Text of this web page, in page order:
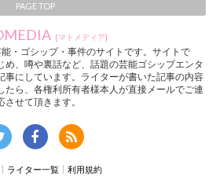
PAGE TOP
[マトメディア]
・ゴシップ・事件のサイトです。サイトで
、噂や裏話など、話題の芸能ゴシップエンタ
事にしています。ライターが書いた記事の内容
たら、各権利所有者様本人が直接メールでご連
せて頂きます。
ライター一覧 利用規約